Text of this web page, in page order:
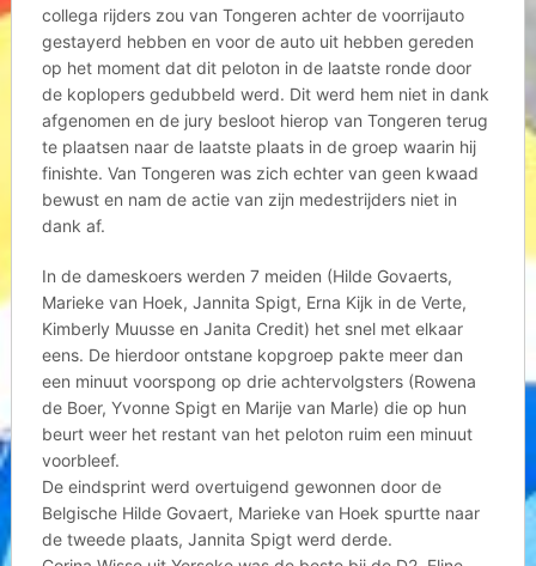
collega rijders zou van Tongeren achter de voorrijauto
gestayerd hebben en voor de auto uit hebben gereden
op het moment dat dit peloton in de laatste ronde door
de koplopers gedubbeld werd. Dit werd hem niet in dank
afgenomen en de jury besloot hierop van Tongeren terug
te plaatsen naar de laatste plaats in de groep waarin hij
finishte. Van Tongeren was zich echter van geen kwaad
bewust en nam de actie van zijn medestrijders niet in
dank af.
In de dameskoers werden 7 meiden (Hilde Govaerts,
Marieke van Hoek, Jannita Spigt, Erna Kijk in de Verte,
Kimberly Muusse en Janita Credit) het snel met elkaar
eens. De hierdoor ontstane kopgroep pakte meer dan
een minuut voorspong op drie achtervolgsters (Rowena
de Boer, Yvonne Spigt en Marije van Marle) die op hun
beurt weer het restant van het peloton ruim een minuut
voorbleef.
De eindsprint werd overtuigend gewonnen door de
Belgische Hilde Govaert, Marieke van Hoek spurtte naar
de tweede plaats, Jannita Spigt werd derde.